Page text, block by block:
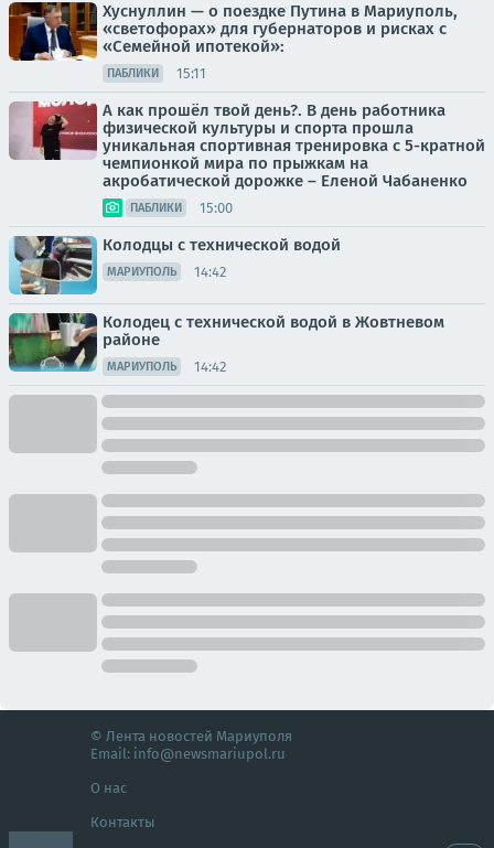
Хуснуллин — о поездке Путина в Мариуполь,
«светофорах» для губернаторов и рисках с
«Семейной ипотекой»:
ПАБЛИКИ 15:11
А как прошёл твой день?. В день работника
физической культуры и спорта прошла
уникальная спортивная тренировка с 5-кратной
чемпионкой мира по прыжкам на
акробатической дорожке – Еленой Чабаненко
ПАБЛИКИ 15:00
Колодцы с технической водой
МАРИУПОЛЬ 14:42
Колодец с технической водой в Жовтневом
районе
МАРИУПОЛЬ 14:42
© Лента новостей Мариуполя
Email: info@newsmariupol.ru
О нас
Контакты